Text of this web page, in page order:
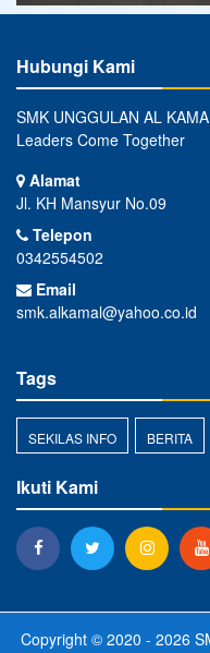
Hubungi Kami
SMK UNGGULAN AL
Leaders Come Together
Alamat
Jl. KH Mansyur No.09
Telepon
0342554502
Email
smk.alkamal@yahoo.co.id
Tags
SEKILAS INFO BERITA
Ikuti Kami
Copyright © 2020 - 2026